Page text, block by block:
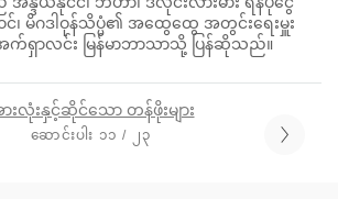
၊ မိဂဒါဝုန်သိပ္ပံ၏ အထွေထွေ အတွင်းရေးမှူး
က်ရှာလင်း မြန်မာဘာသာသို့ ပြန်ဆိုသည်။
းလုံးနှင့်ဆိုင်သော တန်ဖိုးများ
ဆောင်းပါး ၁၁ / ၂၃